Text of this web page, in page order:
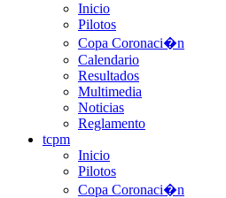
Inicio
Pilotos
Copa Coronaci�n
Calendario
Resultados
Multimedia
Noticias
Reglamento
tcpm
Inicio
Pilotos
Copa Coronaci�n